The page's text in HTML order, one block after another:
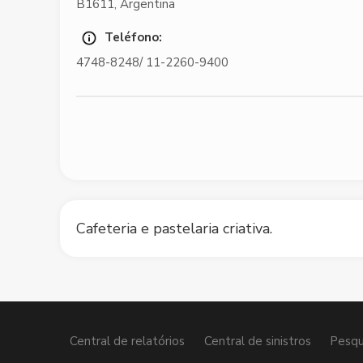
B1611,Argentina
Teléfono:
4748-8248/ 11-2260-9400
Cafeteria e pastelaria criativa.
Central de relatórios Central de sinistros